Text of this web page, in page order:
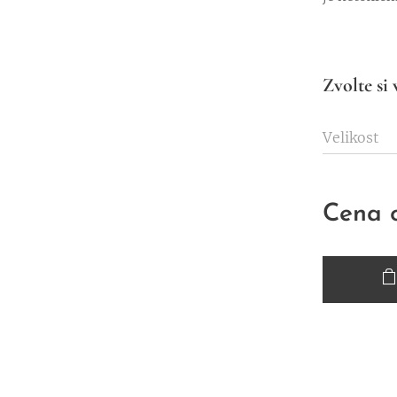
Zvolte si
Velikost
Cena